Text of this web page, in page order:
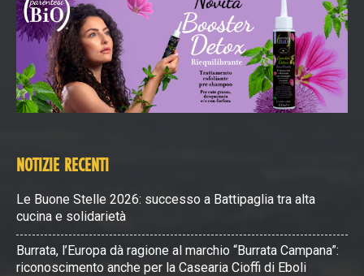
NOTIZIE RECENTI
Le Buone Stelle 2026: successo a Battipaglia tra alta
cucina e solidarietà
Burrata, l’Europa dà ragione al marchio “Burrata Campana”:
riconoscimento anche per la Casearia Cioffi di Eboli